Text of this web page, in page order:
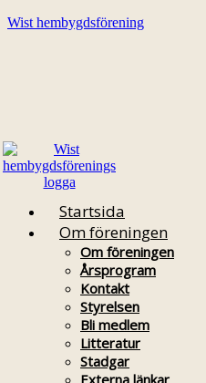
Wist hembygdsförening
Startsida
Om föreningen
Om föreningen
Årsprogram
Kontakt
Styrelsen
Bli medlem
Litteratur
Stadgar
Externa länkar